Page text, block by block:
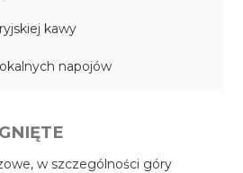
kawy
napojów
w szczególności góry